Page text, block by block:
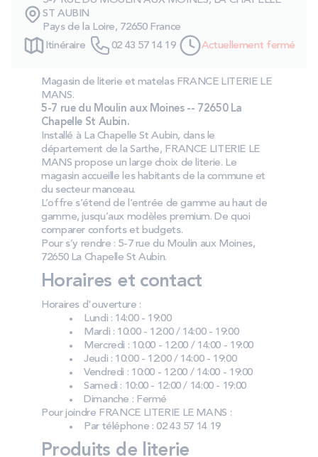
PROMOS
Nos engagements
Storelocator
ContactMon compte
ST AUBIN
Pays de la Loire, 72650 France
Itinéraire
02 43 57 14 19 Actuellement fermé
Magasin de literie et matelas FRANCE LITERIE LE
MANS.
5-7 rue du Moulin aux Moines -- 72650 La
Chapelle St Aubin.
Installé à La Chapelle St Aubin, dans le
département de la Sarthe, FRANCE LITERIE LE
MANS propose un large choix de literie. Le
magasin accueille les habitants de la commune et
du secteur manceau.
L’offre s’étend de l’entrée de gamme au haut de
gamme, jusqu’aux modèles premium. De quoi
comparer conforts et budgets.
Pour s’y rendre : 5-7 rue du Moulin aux Moines,
72650 La Chapelle St Aubin.
Horaires et contact
Horaires d'ouverture :
Lundi : 14:00 - 19:00
Mardi : 10:00 - 12:00 / 14:00 - 19:00
Mercredi : 10:00 - 12:00 / 14:00 - 19:00
Jeudi : 10:00 - 12:00 / 14:00 - 19:00
Vendredi : 10:00 - 12:00 / 14:00 - 19:00
Samedi : 10:00 - 12:00 / 14:00 - 19:00
Dimanche : Fermé
Pour joindre FRANCE LITERIE LE MANS :
Par téléphone : 02 43 57 14 19
Produits de literie